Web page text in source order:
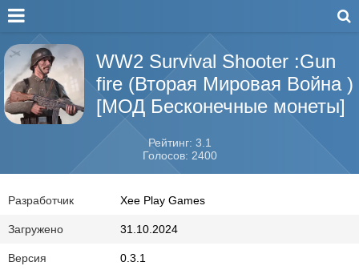
WW2 Survival Shooter :Gun
fire (Вторая Мировая Война )
[МОД Бесконечные монеты]
Рейтинг: 3.1
Голосов: 2400
Разработчик Xee Play Games
Загружено 31.10.2024
Версия 0.3.1